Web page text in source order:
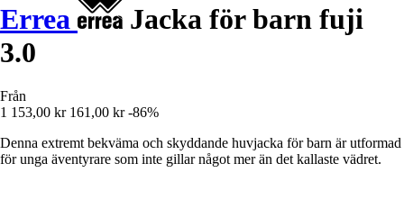
Errea
Jacka för barn fuji
3.0
Från
1 153,00 kr 161,00 kr -86%
Denna extremt bekväma och skyddande huvjacka för barn är utformad
för unga äventyrare som inte gillar något mer än det kallaste vädret.